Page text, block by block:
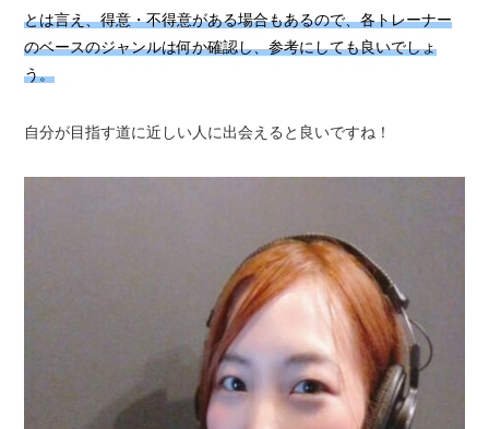
とは言え、得意・不得意がある場合もあるので、各トレーナー
のベースのジャンルは何か確認し、参考にしても良いでしょ
う。
自分が目指す道に近しい人に出会えると良いですね！